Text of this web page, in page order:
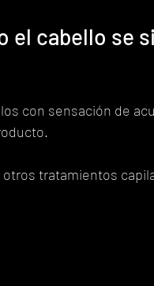
el cabello se
con sensación de
tratamientos